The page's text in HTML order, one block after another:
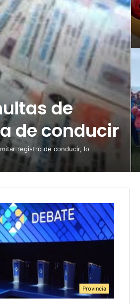
de
de conducir
registro de conducir, lo
Provincia